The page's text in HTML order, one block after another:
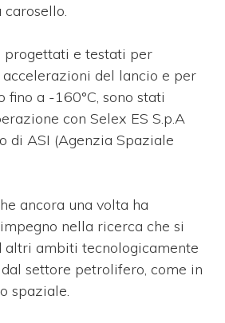
carosello.
progettati e testati per
del lancio e per
fino a -160°C, sono stati
con Selex ES S.p.A
di ASI (Agenzia Spaziale
ancora una volta ha
nella ricerca che si
altri ambiti tecnologicamente
settore petrolifero, come in
spaziale.